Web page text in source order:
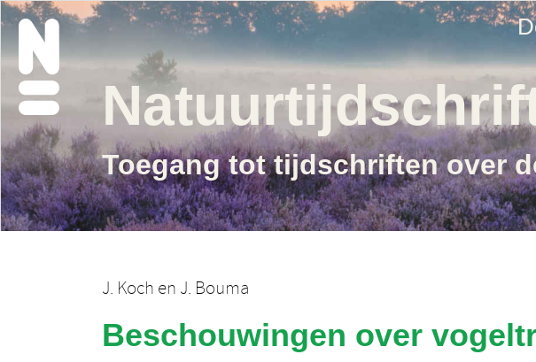
Toegang tot tijdschriften over
J. Koch en J. Bouma
Beschouwingen over